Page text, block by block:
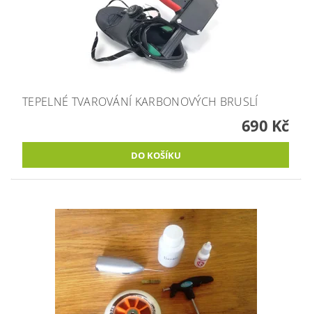
TEPELNÉ TVAROVÁNÍ KARBONOVÝCH BRUSLÍ
690 Kč